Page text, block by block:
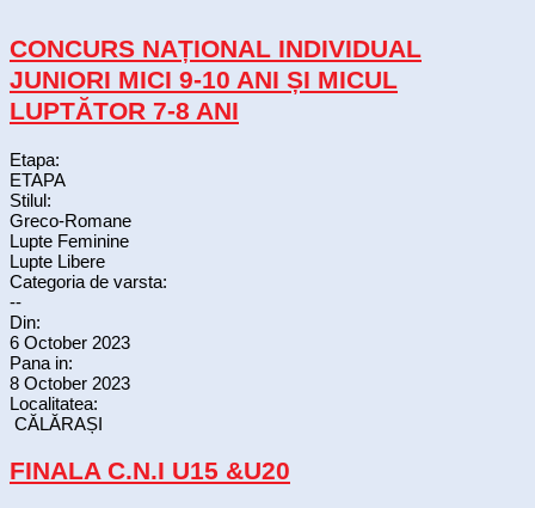
CONCURS NAȚIONAL INDIVIDUAL
JUNIORI MICI 9-10 ANI ȘI MICUL
LUPTĂTOR 7-8 ANI
Etapa:
ETAPA
Stilul:
Greco-Romane
Lupte Feminine
Lupte Libere
Categoria de varsta:
--
Din:
6 October 2023
Pana in:
8 October 2023
Localitatea:
CĂLĂRAȘI
FINALA C.N.I U15 &U20